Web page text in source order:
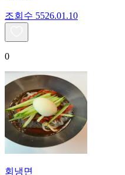
조회수 5526.01.10
0
회냉면